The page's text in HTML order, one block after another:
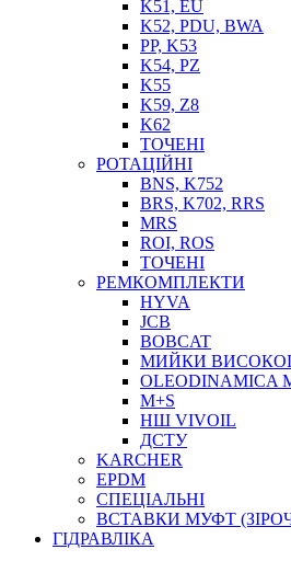
ТОСОЛ, АНТИФРИЗ
ОЛИВА-ПАЛИВО
ПОВІТРЯ-ВОДА
ДЛЯ ЗВАРЮВАННЯ
НАПІРНО-ВСМОКТУЮЧІ
ФІЛЬТРИ ДЛЯ ПАЛЬНОГО
ПІДДОНИ ДЛЯ БОЧОК
МОДУЛЬНІ АЗС
МЕТРОЛОГІЧНЕ ОБЛАДНАННЯ
ЛІЧИЛЬНИКИ І
КОТУШКИ ДЛЯ ШЛАНГІВ
K51, EU
K52, PDU, BWA
PP, K53
K54, PZ
K55
K59, Z8
K62
ТОЧЕНІ
РОТАЦІЙНІ
BNS, K752
BRS, K702, RRS
MRS
ROI, ROS
ТОЧЕНІ
РЕМКОМПЛЕКТИ
HYVA
JCB
BOBCAT
МИЙКИ
OLEODINAMICA
M+S
НШ VIVOIL
ДСТУ
KARCHER
EPDM
СПЕЦІАЛЬНІ
ВСТАВКИ МУФТ
ГІДРАВЛІКА